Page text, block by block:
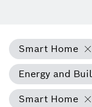
Smart Home
Energy and
Smart Home